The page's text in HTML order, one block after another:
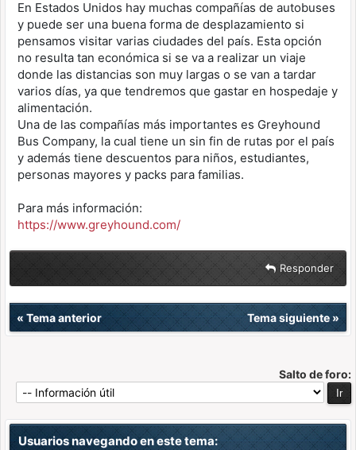
En Estados Unidos hay muchas compañías de autobuses
y puede ser una buena forma de desplazamiento si
pensamos visitar varias ciudades del país. Esta opción
no resulta tan económica si se va a realizar un viaje
donde las distancias son muy largas o se van a tardar
varios días, ya que tendremos que gastar en hospedaje y
alimentación.
Una de las compañías más importantes es Greyhound
Bus Company, la cual tiene un sin fin de rutas por el país
y además tiene descuentos para niños, estudiantes,
personas mayores y packs para familias.
Para más información:
https://www.greyhound.com/
Responder
« Tema anterior Tema siguiente»
Salto de foro:
Usuarios navegando en este tema: